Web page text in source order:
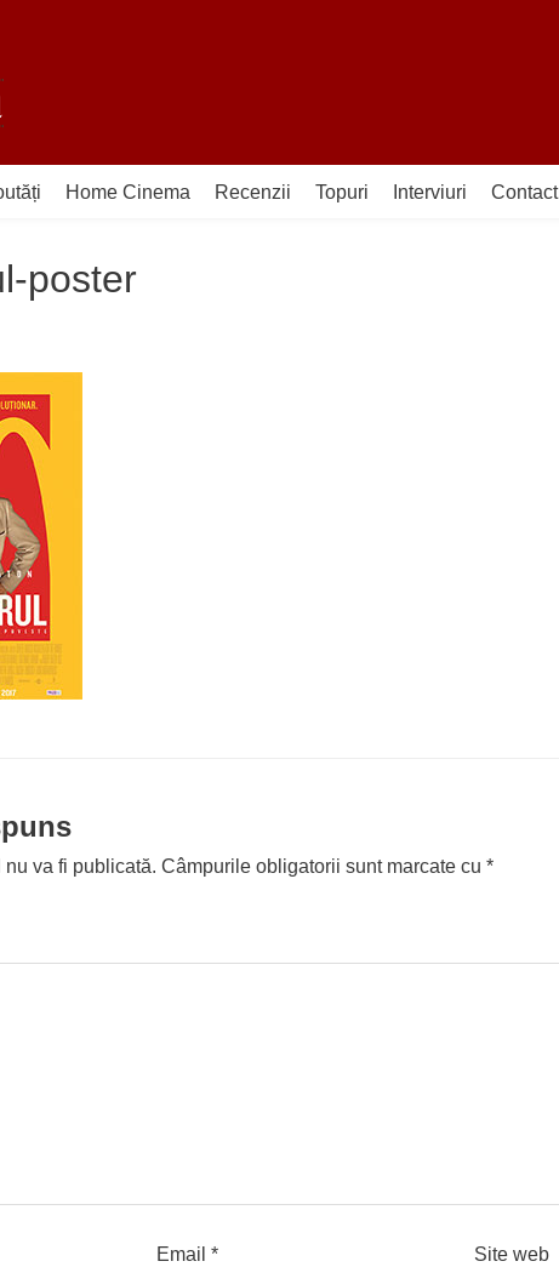
Home Cinema Recenzii Topuri Interviuri Contact
poster
va fi publicată. Câmpurile obligatorii sunt marcate cu *
Email* Site web